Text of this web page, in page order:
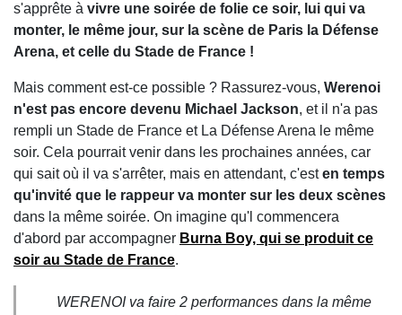
s'apprête à vivre une soirée de folie ce soir, lui qui va
monter, le même jour, sur la scène de Paris la Défense
Arena, et celle du Stade de France !
Mais comment est-ce possible ? Rassurez-vous, Werenoi
n'est pas encore devenu Michael Jackson, et il n'a pas
rempli un Stade de France et La Défense Arena le même
soir. Cela pourrait venir dans les prochaines années, car
qui sait où il va s'arrêter, mais en attendant, c'esten temps
qu'invité que le rappeur va monter sur les deux scènes
dans la même soirée. On imagine qu'l commencera
d'abord par accompagner Burna Boy, qui se produit ce
soir au Stade de France.
WERENOI va faire 2 performances dans la même